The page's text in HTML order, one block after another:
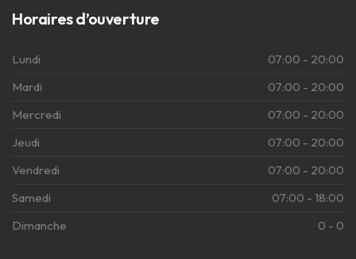
Horaires d’ouverture
Lundi
07:00 - 20:00
Mardi
07:00 - 20:00
Mercredi
07:00 - 20:00
Jeudi
07:00 - 20:00
Vendredi
07:00 - 20:00
Samedi
07:00 - 18:00
Dimanche
0 - 0